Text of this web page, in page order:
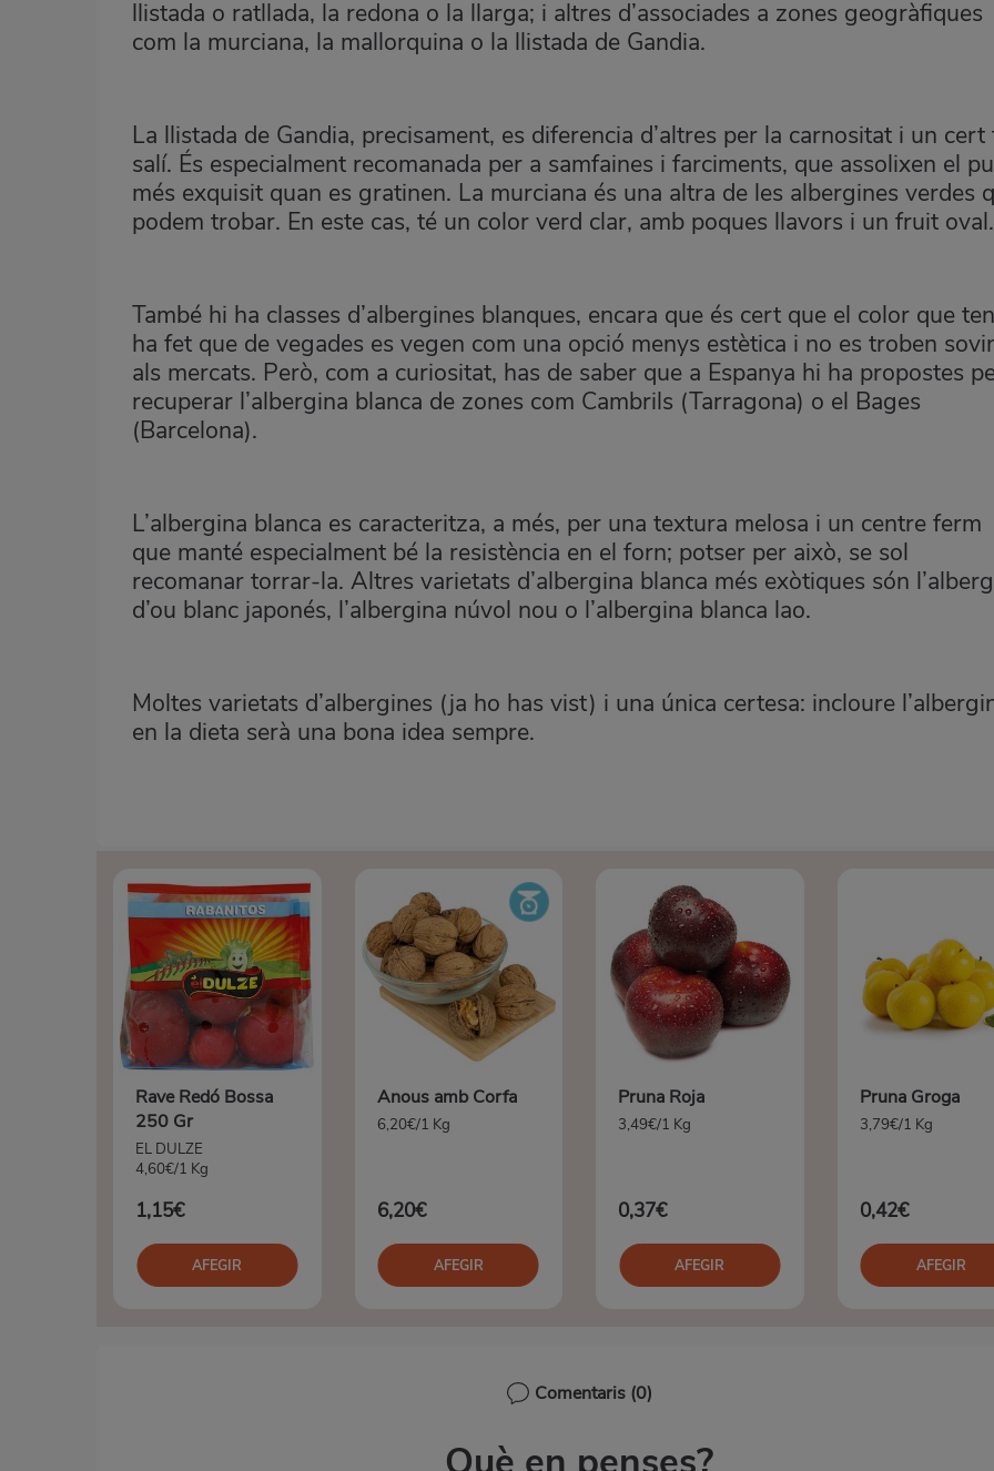
llistada o ratllada, la redona o la llarga; i altres d’associades a zones geogràfiques
com la murciana, la mallorquina o la llistada de Gandia.
La llistada de Gandia, precisament, es diferencia d’altres per la carnositat i un cert
salí. És especialment recomanada per a samfaines i farciments, que assolixen el
més exquisit quan es gratinen. La murciana és una altra de les albergines verdes
podem trobar. En este cas, té un color verd clar, amb poques llavors i un fruit
També hi ha classes d’albergines blanques, encara que és cert que el color que
ha fet que de vegades es vegen com una opció menys estètica i no es troben
als mercats. Però, com a curiositat, has de saber que a Espanya hi ha propostes
recuperar l’albergina blanca de zones com Cambrils (Tarragona) o el Bages
(Barcelona).
L’albergina blanca es caracteritza, a més, per una textura melosa i un centre ferm
que manté especialment bé la resistència en el forn; potser per això, se sol
recomanar torrar-la. Altres varietats d’albergina blanca més exòtiques són
d’ou blanc japonés, l’albergina núvol nou o l’albergina blanca lao.
Moltes varietats d’albergines (ja ho has vist) i una única certesa: incloure
en la dieta serà una bona idea sempre.
Rave Redó Bossa
250 Gr
EL DULZE
4,60€/1 Kg
1,15€
AFEGIR
Anous amb Corfa
6,20€/1 Kg
6,20€
AFEGIR
Pruna Roja
3,49€/1 Kg
0,37€
AFEGIR
Pruna Groga
3,79€/1 Kg
0,42€
AFEGIR
Comentaris (0)